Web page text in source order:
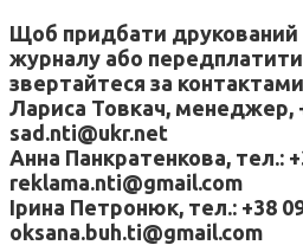
Щоб придбати друкований
журналу або передплатити
звертайтеся за
Лариса Товкач, менеджер,
sad.nti@ukr.net
Анна Панкратенкова, тел.:
reklama.nti@gmail.com
Ірина Петронюк, тел.: +38
oksana.buh.ti@gmail.com